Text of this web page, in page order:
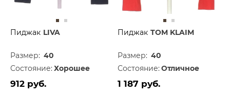
Пиджак LIVA
Размер: 40
Состояние: Хорошее
912 руб.
Пиджак TOM KLAIM
Размер: 40
Состояние: Отличное
1 187 руб.